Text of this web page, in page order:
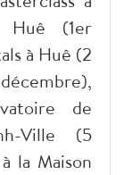
Huê (1er
à Huê (2
de
Ville (5
la Maison